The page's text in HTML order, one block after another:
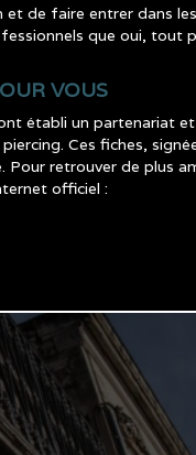
de faire entrer dans
que oui, tout
VOUS
établi un partenariat
Ces fiches,
Pour retrouver de plus
officiel :